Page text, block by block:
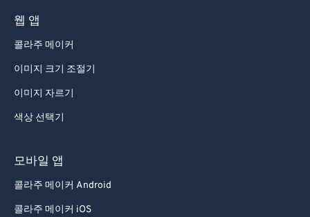
웹 앱
콜라주 메이커
이미지 크기 조절기
이미지 자르기
색상 선택기
모바일 앱
콜라주 메이커 Android
콜라주 메이커 iOS